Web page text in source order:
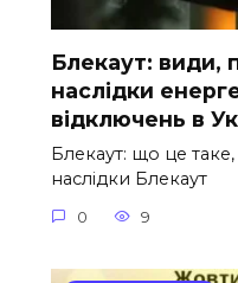
Блекаут: види,
наслідки
відключень в
Блекаут: що це
наслідки Блекаут
0 9